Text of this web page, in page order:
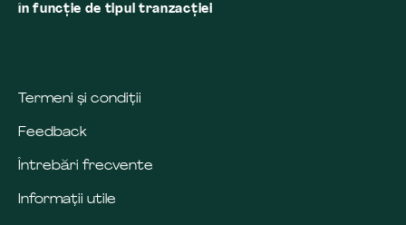
în funcţie de tipul tranzacţiei
Termeni și condiții
Feedback
Întrebări frecvente
Informații utile